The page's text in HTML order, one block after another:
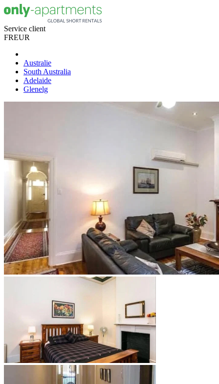
Service client
FREUR
Australie
South Australia
Adelaide
Glenelg